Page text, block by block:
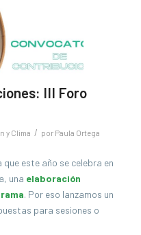
III Foro
y Clima / por Paula Ortega
este año se celebra en
una elaboración
. Por eso lanzamos un
para sesiones o